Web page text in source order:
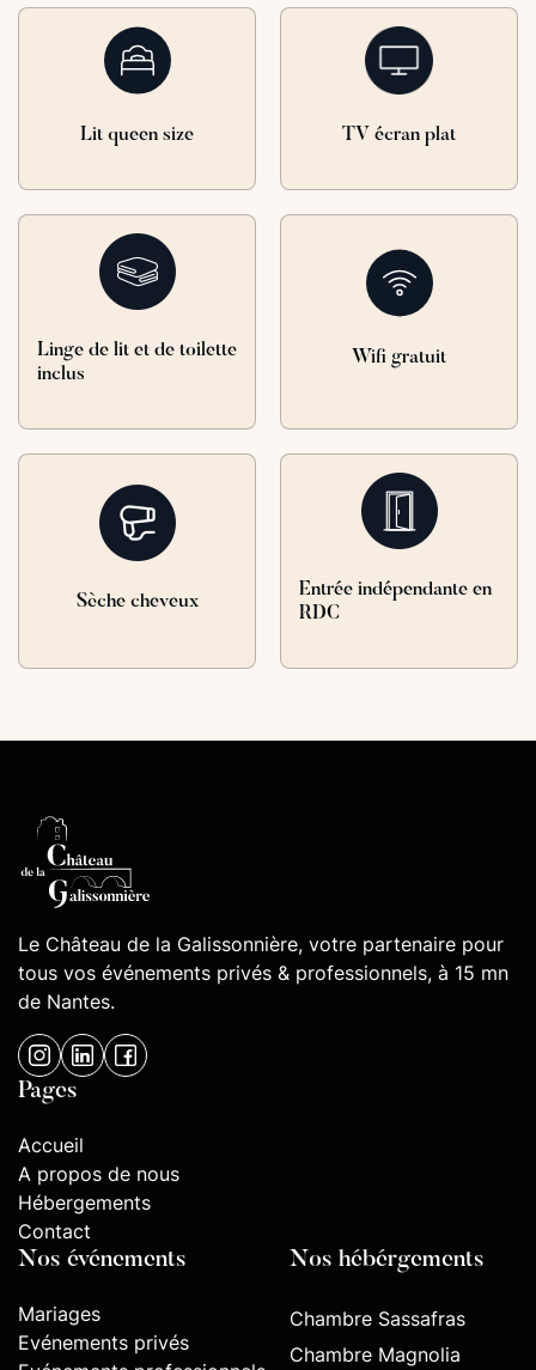
Lit queen size TV écran plat
Linge de lit et de toilette
inclus
Wifi gratuit
Sèche cheveux
Entrée indépendante en
RDC
Le Château de la Galissonnière, votre partenaire pour
tous vos événements privés & professionnels, à 15 mn
de Nantes.
Pages
Accueil
A propos de nous
Hébergements
Contact
Nos événements
Mariages
Evénements privés
Nos hébérgements
Chambre Sassafras
Chambre Magnolia